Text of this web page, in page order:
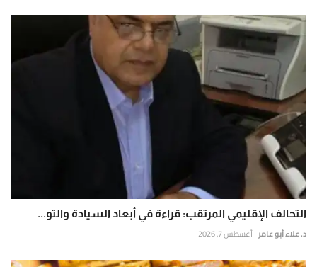
التحالف الإقليمي المرتقب: قراءة في أبعاد السيادة والتو...
د. علاء أبو عامر أغسطس 7, 2026